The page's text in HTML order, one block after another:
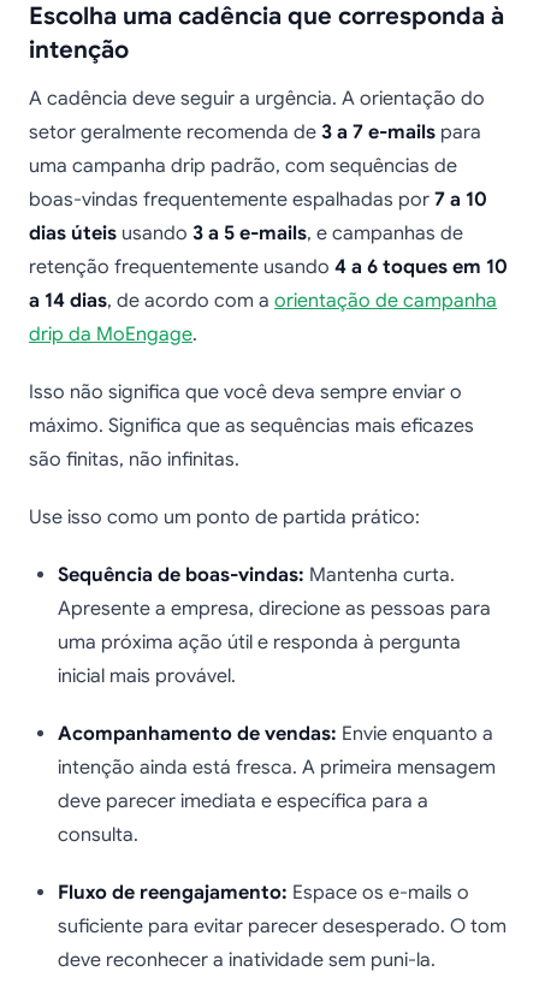
Escolha uma cadência que corresponda à
intenção
A cadência deve seguir a urgência. A orientação do
setor geralmente recomenda de 3 a 7 e-mails para
uma campanha drip padrão, com sequências de
boas-vindas frequentemente espalhadas por 7 a 10
dias úteis usando 3 a 5 e-mails, e campanhas de
retenção frequentemente usando 4 a 6 toques em 10
a 14 dias, de acordo com a orientação de campanha
drip da MoEngage.
Isso não significa que você deva sempre enviar o
máximo. Significa que as sequências mais eficazes
são finitas, não infinitas.
Use isso como um ponto de partida prático:
Sequência de boas-vindas: Mantenha curta.
Apresente a empresa, direcione as pessoas para
uma próxima ação útil e responda à pergunta
inicial mais provável.
Acompanhamento de vendas: Envie enquanto a
intenção ainda está fresca. A primeira mensagem
deve parecer imediata e específica para a
consulta.
Fluxo de reengajamento: Espace os e-mails o
suficiente para evitar parecer desesperado. O tom
deve reconhecer a inatividade sem puni-la.